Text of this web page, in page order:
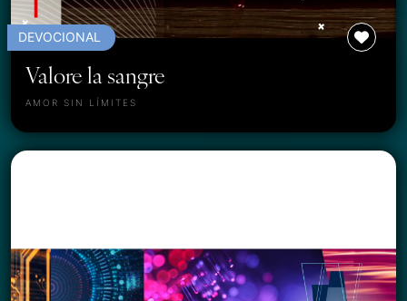
DEVOCIONAL
Valore la sangre
AMOR SIN LÍMITES